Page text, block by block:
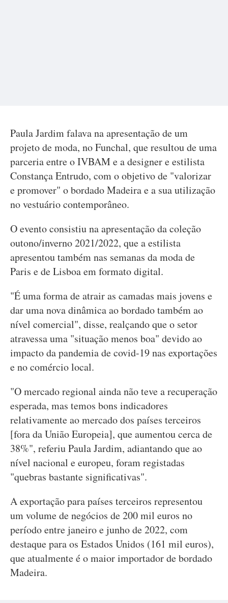
Paula Jardim falava na apresentação de um
projeto de moda, no Funchal, que resultou de uma
parceria entre o IVBAM e a designer e estilista
Constança Entrudo, com o objetivo de "valorizar
e promover" o bordado Madeira e a sua utilização
no vestuário contemporâneo.
O evento consistiu na apresentação da coleção
outono/inverno 2021/2022, que a estilista
apresentou também nas semanas da moda de
Paris e de Lisboa em formato digital.
"É uma forma de atrair as camadas mais jovens e
dar uma nova dinâmica ao bordado também ao
nível comercial", disse, realçando que o setor
atravessa uma "situação menos boa" devido ao
impacto da pandemia de covid-19 nas exportações
e no comércio local.
"O mercado regional ainda não teve a recuperação
esperada, mas temos bons indicadores
relativamente ao mercado dos países terceiros
[fora da União Europeia], que aumentou cerca de
38%", referiu Paula Jardim, adiantando que ao
nível nacional e europeu, foram registadas
"quebras bastante significativas".
A exportação para países terceiros representou
um volume de negócios de 200 mil euros no
período entre janeiro e junho de 2022, com
destaque para os Estados Unidos (161 mil euros),
que atualmente é o maior importador de bordado
Madeira.